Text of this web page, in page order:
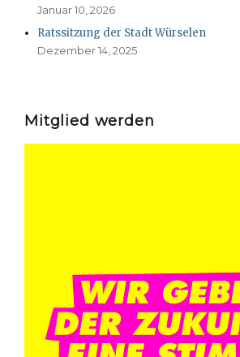
Januar 10, 2026
Ratssitzung der Stadt Würselen
Dezember 14, 2025
Mitglied werden